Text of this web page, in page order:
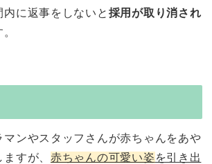
に返事をしないと 採用が取り消され
マンやスタッフさんが赤ちゃんをあや
ますが、赤ちゃんの可愛い姿を引き出